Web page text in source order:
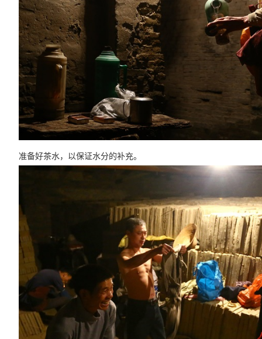
准备好茶水，以保证水分的补充。